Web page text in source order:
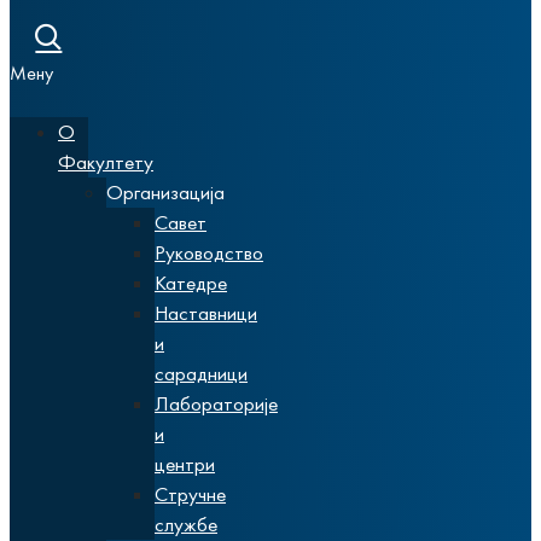
Мену
О
Факултету
Организација
Савет
Руководство
Катедре
Наставници
и
сарадници
Лабораторије
и
центри
Стручне
службе